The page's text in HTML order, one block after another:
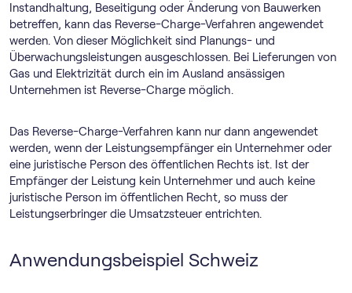
Instandhaltung, Beseitigung oder Änderung von Bauwerken
betreffen, kann das Reverse-Charge-Verfahren angewendet
werden. Von dieser Möglichkeit sind Planungs- und
Überwachungsleistungen ausgeschlossen. Bei Lieferungen von
Gas und Elektrizität durch ein im Ausland ansässigen
Unternehmen ist Reverse-Charge möglich.
Das Reverse-Charge-Verfahren kann nur dann angewendet
werden, wenn der Leistungsempfänger ein Unternehmer oder
eine juristische Person des öffentlichen Rechts ist. Ist der
Empfänger der Leistung kein Unternehmer und auch keine
juristische Person im öffentlichen Recht, so muss der
Leistungserbringer die Umsatzsteuer entrichten.
Anwendungsbeispiel Schweiz